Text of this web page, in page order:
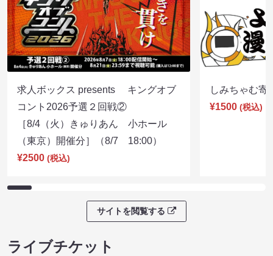
求人ボックス presents キングオブ
コント2026予選２回戦②
［8/4（火）きゅりあん 小ホール
（東京）開催分］（8/7 18:00）
¥2500 (税込)
しみちゃむ
¥1500 (税込)
サイトを閲覧する
ライブチケット